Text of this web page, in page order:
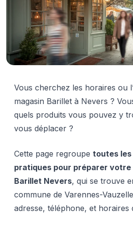
Vous cherchez les horaires ou
magasin Barillet à Nevers ?
quels produits vous pouvez y
vous déplacer ?
Cette page regroupetoutes
pratiques pour préparer
Barillet Nevers, qui se trouve
commune de Varennes-
adresse, téléphone, et horaires